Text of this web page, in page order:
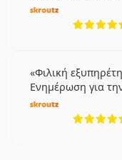
Φιλική
Ενημέρωση για